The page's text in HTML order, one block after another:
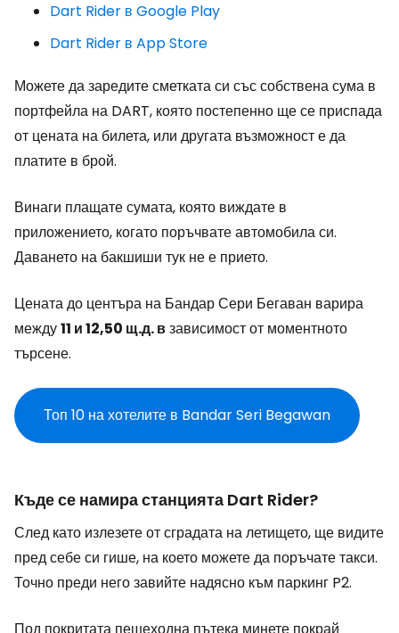
Dart Rider в Google Play
Dart Rider в App Store
Можете да заредите сметката си със собствена сума в
портфейла на DART, която постепенно ще се приспада
от цената на билета, или другата възможност е да
платите в брой.
Винаги плащате сумата, която виждате в
приложението, когато поръчвате автомобила си.
Даването на бакшиши тук не е прието.
Цената до центъра на Бандар Сери Бегаван варира
между11 и 12,50 щ.д. взависимост от моментното
търсене.
Топ 10 на хотелите в Bandar Seri Begawan
Къде се намира станцията Dart Rider?
След като излезете от сградата на летището, ще видите
пред себе си гише, на което можете да поръчате такси.
Точно преди него завийте надясно към паркинг P2.